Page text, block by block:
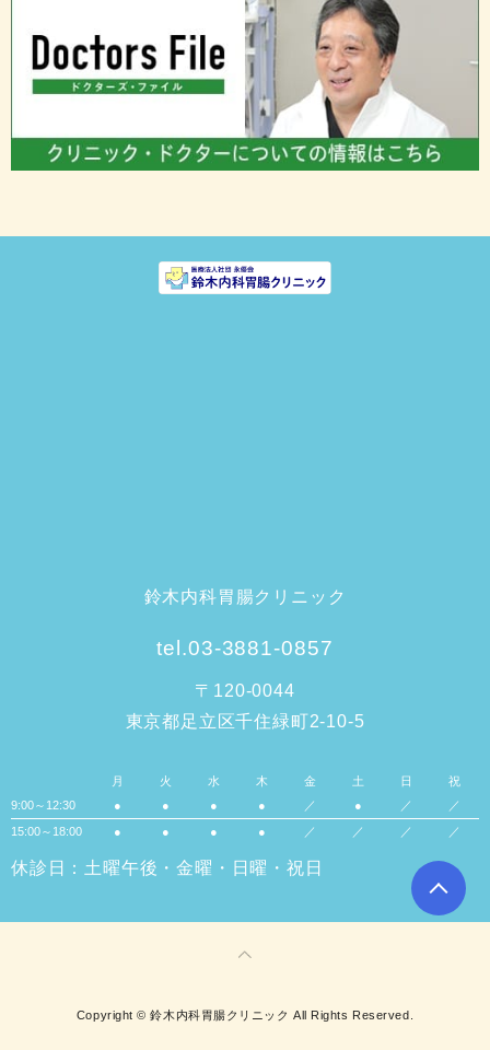
鈴木内科胃腸クリニック
tel.03-3881-0857
〒120-0044
東京都足立区千住緑町2-10-5
月 火 水 木 金 土 日
祝
9:00～12:30
● ● ● ● ／ ● ／
／
15:00～18:00
● ● ● ● ／ ／ ／ ／
休診日：土曜午後・金曜・日曜・祝日
Copyright © 鈴木内科胃腸クリニック All Rights Reserved.